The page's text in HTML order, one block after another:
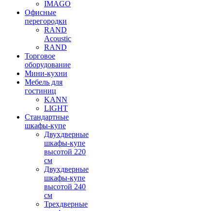
IMAGO
Офисные
перегородки
RAND
Acoustic
RAND
Торговое
оборудование
Мини-кухни
Мебель для
гостиниц
KANN
LIGHT
Стандартные
шкафы-купе
Двухдверные
шкафы-купе
высотой 220
см
Двухдверные
шкафы-купе
высотой 240
см
Трехдверные